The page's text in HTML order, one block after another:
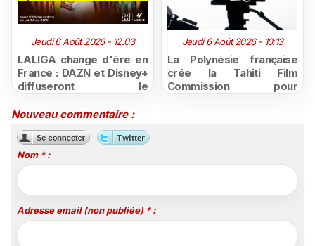
Jeudi 6 Août 2026 - 12:03
LALIGA change d'ère en
France : DAZN et Disney+
diffuseront le
jusqu'en 2029, un revers
Jeudi 6 Août 2026 - 10:13
La Polynésie française
crée la Tahiti Film
Commission pour
Nouveau commentaire :
Nom * :
Adresse email (non publiée) * :